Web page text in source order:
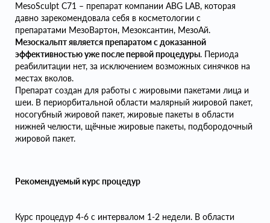
MesoSculpt C71 – препарат компании ABG LAB, которая
давно зарекомендовала себя в косметологии с
препаратами МезоВартон, Мезоксантин, МезоАй.
Мезоскальпт является препаратом с доказанной
эффективностью уже после первой процедуры. Периода
реабилитации нет, за исключением возможных синячков на
местах вколов.
Препарат создан для работы с жировыми пакетами лица и
шеи. В периорбитальной области малярный жировой пакет,
носогубный жировой пакет, жировые пакеты в области
нижней челюсти, щёчные жировые пакеты, подбородочный
жировой пакет.
Рекомендуемый курс процедур
Курс процедур 4-6 с интервалом 1-2 недели. В области